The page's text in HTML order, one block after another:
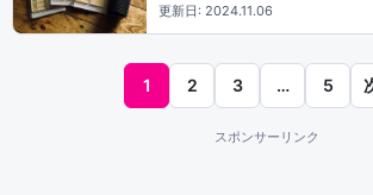
更新日: 2024.11.06
1 2 3 … 5
スポンサーリンク